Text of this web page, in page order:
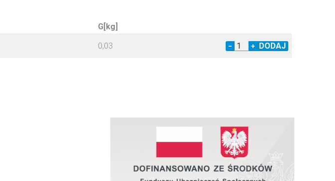
G[kg]
0,03 − +